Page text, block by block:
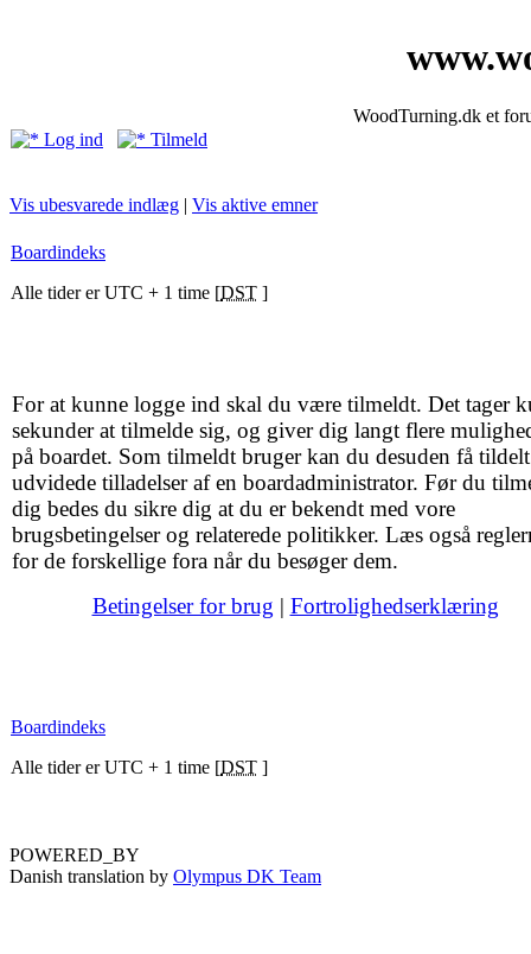
WoodTurning.dk et
Log ind
Tilmeld
Vis ubesvarede indlæg | Vis aktive emner
Boardindeks
Alle tider er UTC + 1 time [DST ]
For at kunne logge ind skal du være tilmeldt. Det tager
sekunder at tilmelde sig, og giver dig langt flere
på boardet. Som tilmeldt bruger kan du desuden få tildelt
udvidede tilladelser af en boardadministrator. Før du
dig bedes du sikre dig at du er bekendt med vore
brugsbetingelser og relaterede politikker. Læs også
for de forskellige fora når du besøger dem.
Betingelser for brug | Fortrolighedserklæring
Boardindeks
Alle tider er UTC + 1 time [DST ]
POWERED_BY
Danish translation by Olympus DK Team